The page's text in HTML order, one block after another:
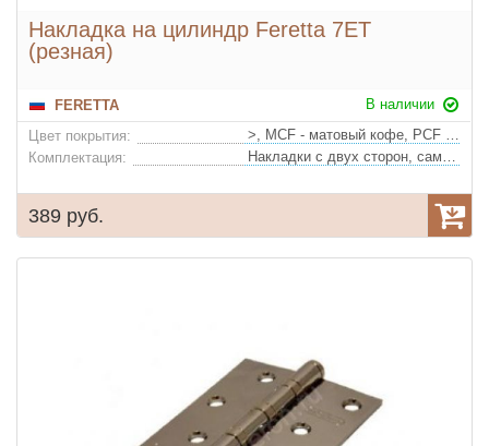
Накладка на цилиндр Feretta 7ET
(резная)
FERETTA
В наличии
Цвет покрытия:
>, MCF - матовый кофе, PCF - глянцевый кофе
Комплектация:
Накладки с двух сторон, саморезы
389 руб.